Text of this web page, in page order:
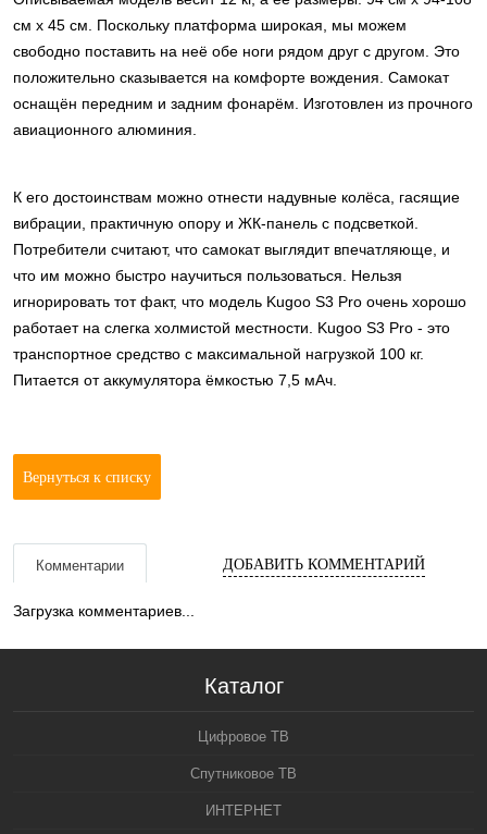
см x 45 см. Поскольку платформа широкая, мы можем
свободно поставить на неё обе ноги рядом друг с другом. Это
положительно сказывается на комфорте вождения. Самокат
оснащён передним и задним фонарём. Изготовлен из прочного
авиационного алюминия.
К его достоинствам можно отнести надувные колёса, гасящие
вибрации, практичную опору и ЖК-панель с подсветкой.
Потребители считают, что самокат выглядит впечатляюще, и
что им можно быстро научиться пользоваться. Нельзя
игнорировать тот факт, что модель Kugoo S3 Pro очень хорошо
работает на слегка холмистой местности. Kugoo S3 Pro - это
транспортное средство с максимальной нагрузкой 100 кг.
Питается от аккумулятора ёмкостью 7,5 мАч.
Вернуться к списку
Комментарии ДОБАВИТЬ КОММЕНТАРИЙ
Загрузка комментариев...
Каталог
Цифровое ТВ
Спутниковое ТВ
ИНТЕРНЕТ